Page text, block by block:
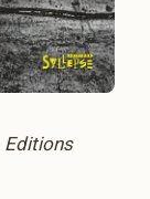
Editions